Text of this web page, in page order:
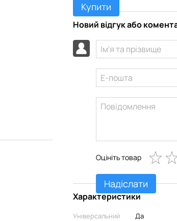
Купити
Новий відгук або
Оцініть товар
Надіслати
Характеристики
Універсальний
Да